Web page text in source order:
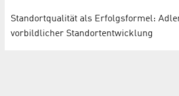
Standortqualität als Erfolgsformel:
vorbildlicher Standortentwicklung